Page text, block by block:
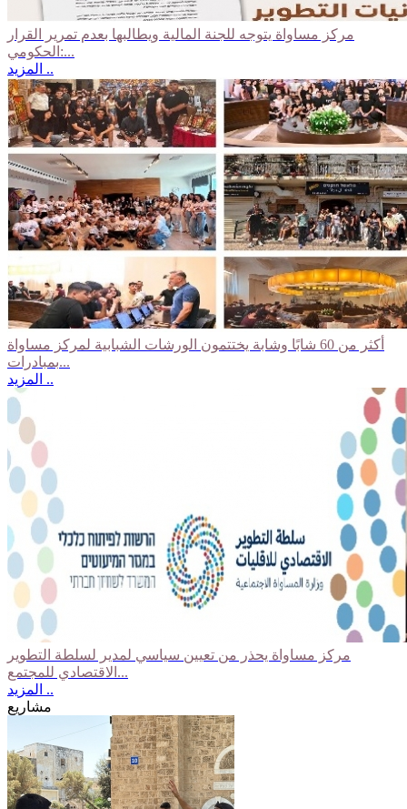
مركز مساواة يتوجه للجنة المالية ويطالبها بعدم تمرير القرار
الحكومي:...
المزيد ..
أكثر من 60 شابًا وشابة يختتمون الورشات الشبابية لمركز مساواة
بمبادرات...
المزيد ..
مركز مساواة يحذر من تعيين سياسي لمدير لسلطة التطوير
الاقتصادي للمجتمع...
المزيد ..
مشاريع